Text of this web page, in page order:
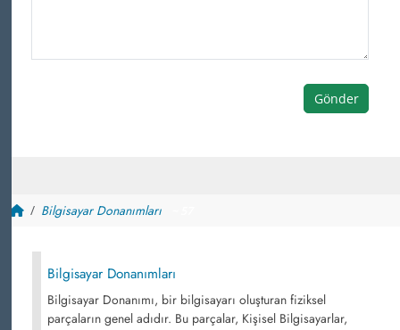
Gönder
Bilgisayar Donanımları
Bilgisayar Donanımları
Bilgisayar Donanımı, bir bilgisayarı oluşturan fiziksel
parçaların genel adıdır. Bu parçalar, Kişisel Bilgisayarlar,